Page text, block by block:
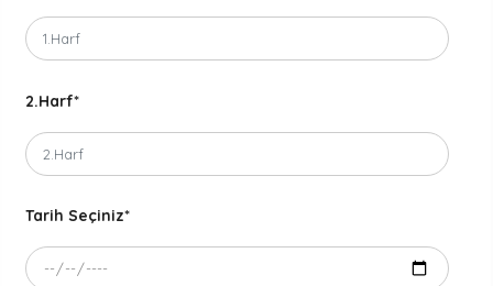
2.Harf*
Tarih Seçiniz*